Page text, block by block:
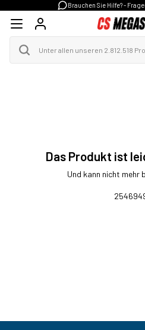
Brauchen Sie Hilfe? -
Das Produkt ist
Und kann nicht mehr